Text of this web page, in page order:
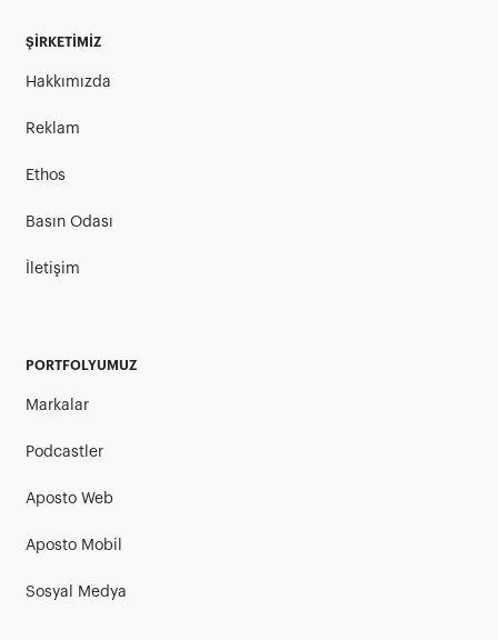
ŞİRKETİMİZ
Hakkımızda
Reklam
Ethos
Basın Odası
İletişim
PORTFOLYUMUZ
Markalar
Podcastler
Aposto Web
Aposto Mobil
Sosyal Medya